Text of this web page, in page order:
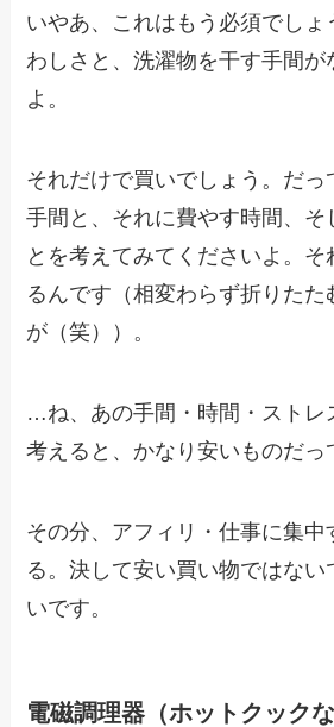
いやあ、これはもう必須でしょ
わしさと、洗濯物を干す手間が
よ。
それだけで買いでしょう。だっ
手間と、それに費やす時間、そ
とを考えてみてくださいよ。そ
るんです（相変わらず折りたた
が（笑））。
…ね、あの手間・時間・ストレ
考えると、かなり安いものだっ
その分、アフィリ・仕事に集中
る。決して安い買い物ではない
いです。
電磁調理器（ホットクックな